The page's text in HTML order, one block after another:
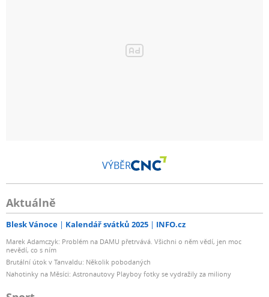
VÝBĚR
Aktuálně
Blesk Vánoce Kalendář svátků 2025 INFO.cz
Marek Adamczyk: Problém na DAMU přetrvává. Všichni o něm vědí, jen moc
nevědí, co s ním
Brutální útok v Tanvaldu: Několik pobodaných
Nahotinky na Měsíci: Astronautovy Playboy fotky se vydražily za miliony